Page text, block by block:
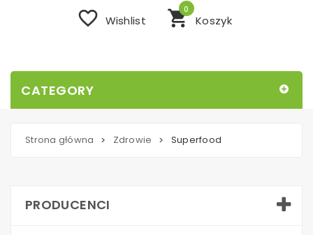
shopping_cart Koszyk
0
favorite_border Wishlist
CATEGORY
Strona główna > Zdrowie > Superfood
PRODUCENCI